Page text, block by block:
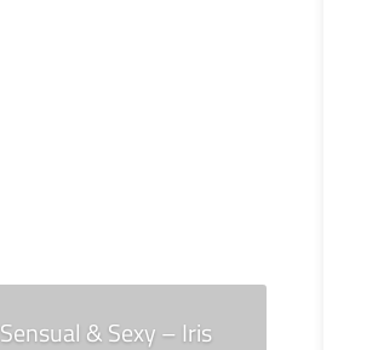
Sensual & Sexy – Iris